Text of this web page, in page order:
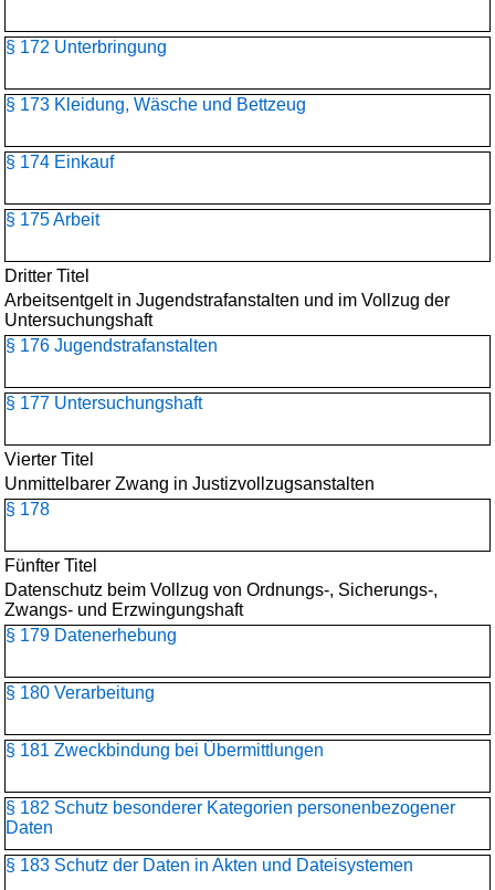
§ 172 Unterbringung
§ 173 Kleidung, Wäsche und Bettzeug
§ 174 Einkauf
§ 175 Arbeit
Dritter Titel
Arbeitsentgelt in Jugendstrafanstalten und im Vollzug der
Untersuchungshaft
§ 176 Jugendstrafanstalten
§ 177 Untersuchungshaft
Vierter Titel
Unmittelbarer Zwang in Justizvollzugsanstalten
§ 178
Fünfter Titel
Datenschutz beim Vollzug von Ordnungs-, Sicherungs-,
Zwangs- und Erzwingungshaft
§ 179 Datenerhebung
§ 180 Verarbeitung
§ 181 Zweckbindung bei Übermittlungen
§ 182 Schutz besonderer Kategorien personenbezogener
Daten
§ 183 Schutz der Daten in Akten und Dateisystemen